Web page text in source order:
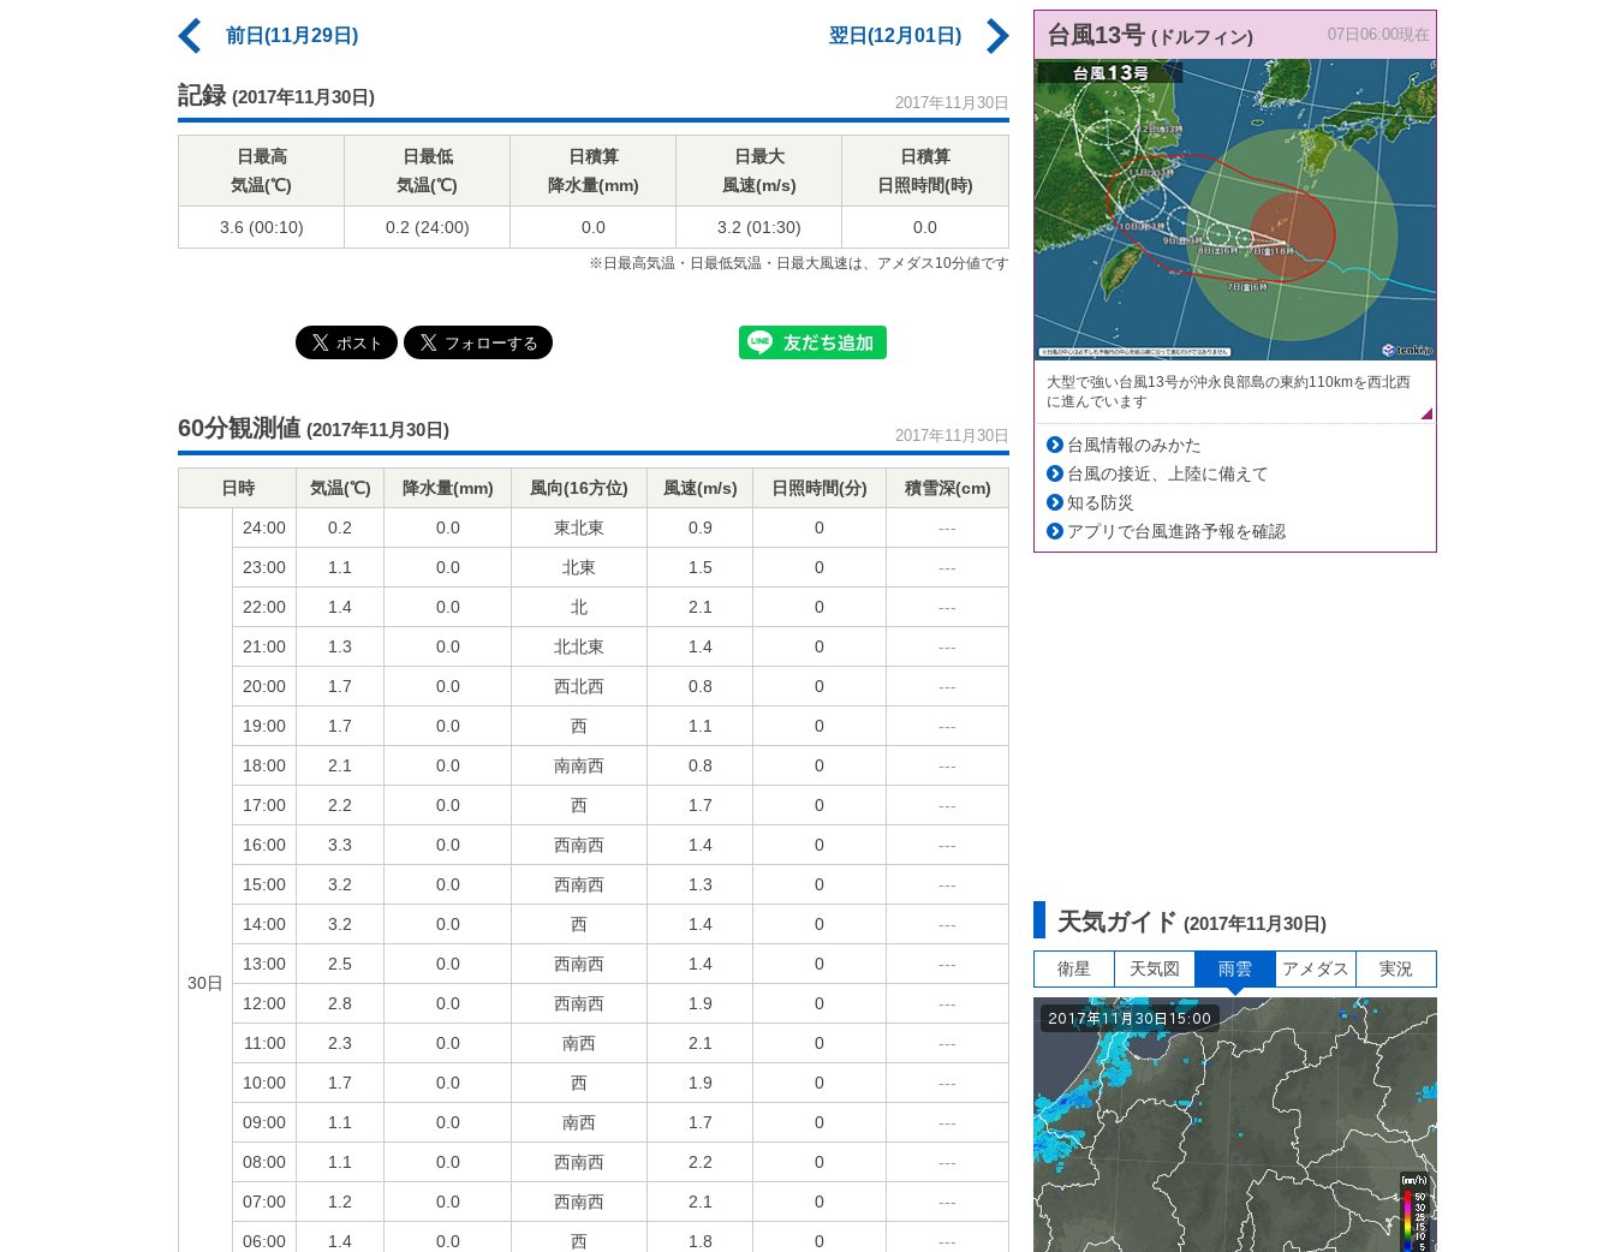
前日(11月29日) 翌日(12月01日)
記録 (2017年11月30日) 2017年11月30日
日最高
気温(℃)
日最低
気温(℃)
日積算
降水量(mm)
日最大
風速(m/s)
日積算
日照時間(時)
3.6 (00:10) 0.2 (24:00) 0.0 3.2 (01:30) 0.0
※日最高気温・日最低気温・日最大風速は、アメダス10分値です
60分観測値 (2017年11月30日) 2017年11月30日
日時 気温(℃) 降水量(mm) 風向(16方位) 風速(m/s) 日照時間(分) 積雪深(cm)
30日
24:00 0.2 0.0 東北東 0.9 0 ---
23:00 1.1 0.0 北東 1.5 0 ---
22:00 1.4 0.0 北 2.1 0 ---
21:00 1.3 0.0 北北東 1.4 0 ---
20:00 1.7 0.0 西北西 0.8 0 ---
19:00 1.7 0.0 西 1.1 0 ---
18:00 2.1 0.0 南南西 0.8 0 ---
17:00 2.2 0.0 西 1.7 0 ---
16:00 3.3 0.0 西南西 1.4 0 ---
15:00 3.2 0.0 西南西 1.3 0 ---
14:00 3.2 0.0 西 1.4 0 ---
13:00 2.5 0.0 西南西 1.4 0 ---
12:00 2.8 0.0 西南西 1.9 0 ---
11:00 2.3 0.0 南西 2.1 0 ---
10:00 1.7 0.0 西 1.9 0 ---
09:00 1.1 0.0 南西 1.7 0 ---
08:00 1.1 0.0 西南西 2.2 0 ---
07:00 1.2 0.0 西南西 2.1 0 ---
06:00 1.4 0.0 西 1.8 0 ---
台風13号 (ドルフィン) 07日06:00現在
大型で強い台風13号が沖永良部島の東約110kmを西北西
に進んでいます
台風情報のみかた
台風の接近、上陸に備えて
知る防災
アプリで台風進路予報を確認
天気ガイド (2017年11月30日)
衛星 天気図 雨雲 アメダス 実況